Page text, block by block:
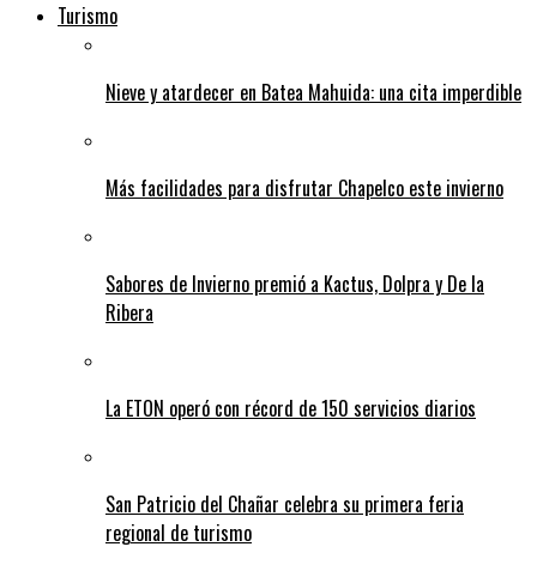
Turismo
Nieve y atardecer en Batea Mahuida: una cita imperdible
Más facilidades para disfrutar Chapelco este invierno
Sabores de Invierno premió a Kactus, Dolpra y De la
Ribera
La ETON operó con récord de 150 servicios diarios
San Patricio del Chañar celebra su primera feria
regional de turismo